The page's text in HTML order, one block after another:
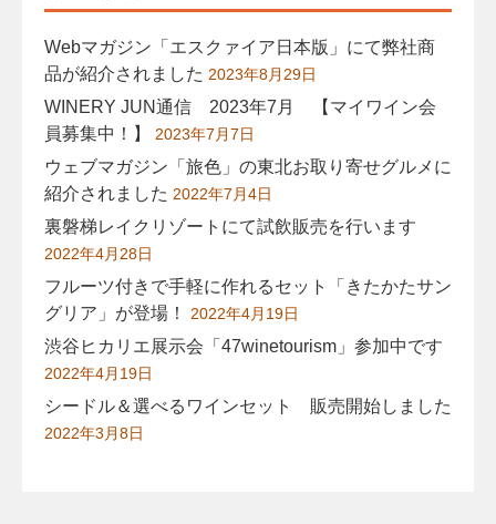
Webマガジン「エスクァイア日本版」にて弊社商
品が紹介されました 2023年8月29日
WINERY JUN通信 2023年7月 【マイワイン会
員募集中！】
2023年7月7日
ウェブマガジン「旅色」の東北お取り寄せグルメに
紹介されました 2022年7月4日
裏磐梯レイクリゾートにて試飲販売を行います
2022年4月28日
フルーツ付きで手軽に作れるセット「きたかたサン
グリア」が登場！
2022年4月19日
渋谷ヒカリエ展示会「47winetourism」参加中です
2022年4月19日
シードル＆選べるワインセット 販売開始しました
2022年3月8日